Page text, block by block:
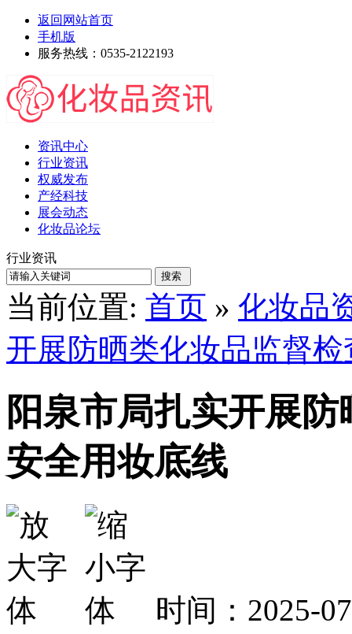
返回网站首页
手机版
服务热线：0535-2122193
资讯中心
行业资讯
权威发布
产经科技
展会动态
化妆品论坛
行业资讯
当前位置: 首页 » 化妆品
开展防晒类化妆品监督
阳泉市局扎实开展
安全用妆底线
时间：2025-